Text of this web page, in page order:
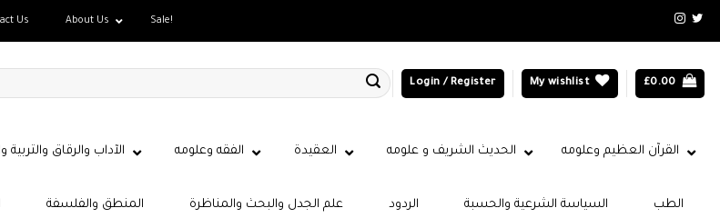
Us About Us Sale!
Login / Register My wishlist £0.00
القرآن العظيم وعلومه الحديث الشريف و علومه العقيدة الفقه وعلومه الآداب والرقاق والتربية
المنطق والفلسفة علم الجدل والبحث والمناظرة الردود السياسة الشرعية والحسبة الطب